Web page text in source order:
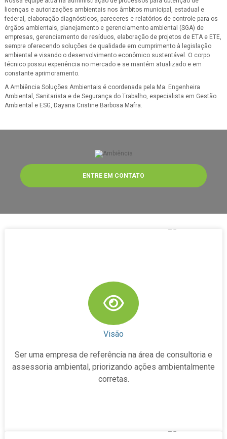
licenças e autorizações ambientais nos âmbitos municipal, estadual e
federal, elaboração diagnósticos, pareceres e relatórios de controle para os
órgãos ambientais, planejamento e gerenciamento ambiental (SGA) de
empresas, gerenciamento de resíduos, elaboração de projetos de ETA e ETE,
sempre oferecendo soluções de qualidade em cumprimento à legislação
ambiental e visando o desenvolvimento econômico sustentável. O corpo
técnico possui experiência no mercado e se mantém atualizado e em
constante aprimoramento.
A Ambiência Soluções Ambientais é coordenada pela Ma. Engenheira
Ambiental, Sanitarista e de Segurança do Trabalho, especialista em Gestão
Ambiental e ESG, Dayana Cristine Barbosa Mafra.
ENTRE EM CONTATO
Visão
Ser uma empresa de referência na área de consultoria e
assessoria ambiental, priorizando ações ambientalmente
corretas.